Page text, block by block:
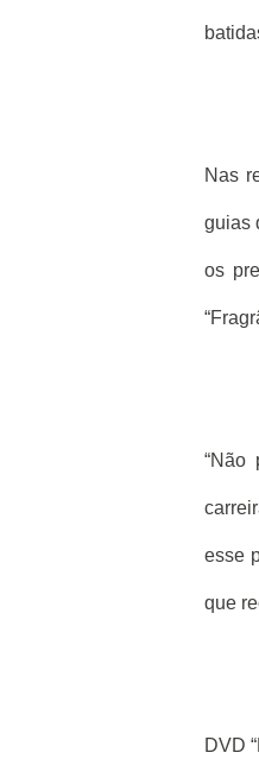
Nas
guias
os
“Não
esse
que
DVD